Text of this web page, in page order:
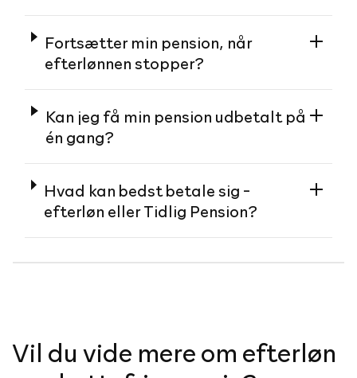
Fortsætter min pension, når
efterlønnen stopper?
Kan jeg få min pension udbetalt på
én gang?
Hvad kan bedst betale sig -
efterløn eller Tidlig Pension?
Vil du vide mere om efterløn